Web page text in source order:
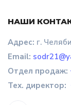
НАШИ
Адрес: г.
Email:
Отдел продаж:
Тех. директор: